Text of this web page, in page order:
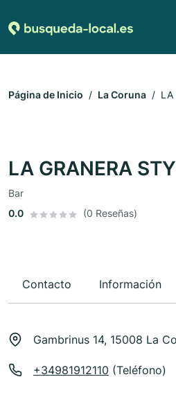
Página de Inicio La Coruna LA
LA GRANERA
Bar
0.0
(0 Reseñas)
Contacto Información
Gambrinus 14, 15008 La
+34981912110 (Teléfono)